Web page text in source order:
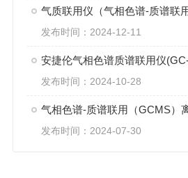
气质联用仪（气相色谱-质谱联
发布时间：2024-12-11
发布时间：2024-10-28
气相色谱-质谱联用（GCMS）
发布时间：2024-07-30